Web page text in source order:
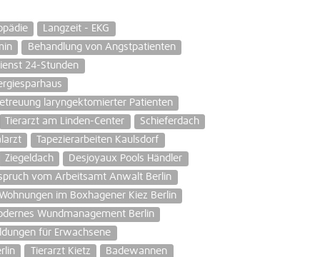
Langzeit - EKG
Behandlung von Angstpatienten
24-Stunden
laryngektomierter Patienten
Tierarzt am Linden-Center
Schieferdach
Tapezierarbeiten Kaulsdorf
Ziegeldach
Desjoyaux Pools Händler
vom Arbeitsamt Anwalt Berlin
im Boxhagener Kiez Berlin
Wundmanagement Berlin
für Erwachsene
Tierarzt Kietz
Badewannen